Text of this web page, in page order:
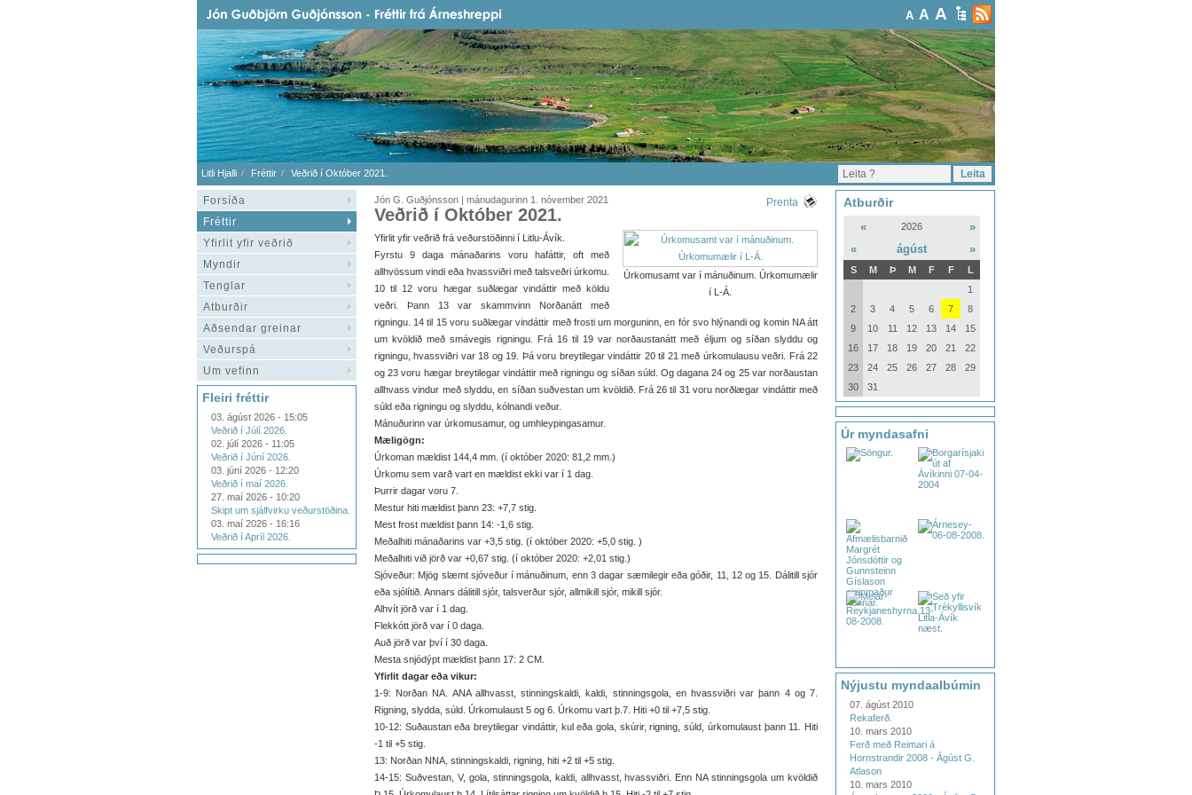
A A A
Litli Hjalli Fréttir Veðrið í Október 2021.
Forsíða
Fréttir
Yfirlit yfir veðrið
Myndir
Tenglar
Atburðir
Aðsendar greinar
Veðurspá
Um vefinn
Fleiri fréttir
03. ágúst 2026 - 15:05
Veðrið í Júlí 2026.
02. júlí 2026 - 11:05
Veðrið í Júní 2026.
03. júní 2026 - 12:20
Veðrið í maí 2026.
27. maí 2026 - 10:20
Skipt um sjálfvirku veðurstöðina.
03. maí 2026 - 16:16
Veðrið í Apríl 2026.
Jón G. Guðjónsson | mánudagurinn 1. nóvember 2021 Prenta
Veðrið í Október 2021.
Úrkomusamt var í mánuðinum. Úrkomumælir
í L-Á.
Yfirlit yfir veðrið frá veðurstöðinni í Litlu-Ávík.
Fyrstu 9 daga mánaðarins voru hafáttir, oft með
allhvössum vindi eða hvassviðri með talsveðri úrkomu.
10 til 12 voru hægar suðlægar vindáttir með köldu
veðri. Þann 13 var skammvinn Norðanátt með
rigningu. 14 til 15 voru suðlægar vindáttir með frosti um morguninn, en fór svo hlýnandi og komin NA átt
um kvöldið með smávegis rigningu. Frá 16 til 19 var norðaustanátt með éljum og síðan slyddu og
rigningu, hvassviðri var 18 og 19. Þá voru breytilegar vindáttir 20 til 21 með úrkomulausu veðri. Frá 22
og 23 voru hægar breytilegar vindáttir með rigningu og síðan súld. Og dagana 24 og 25 var norðaustan
allhvass vindur með slyddu, en síðan suðvestan um kvöldið. Frá 26 til 31 voru norðlægar vindáttir með
súld eða rigningu og slyddu, kólnandi veður.
Mánuðurinn var úrkomusamur, og umhleypingasamur.
Mæligögn:
Úrkoman mældist 144,4 mm. (í október 2020: 81,2 mm.)
Úrkomu sem varð vart en mældist ekki var í 1 dag.
Þurrir dagar voru 7.
Mestur hiti mældist þann 23: +7,7 stig.
Mest frost mældist þann 14: -1,6 stig.
Meðalhiti mánaðarins var +3,5 stig. (í október 2020: +5,0 stig. )
Meðalhiti við jörð var +0,67 stig. (í október 2020: +2,01 stig.)
Sjóveður: Mjög slæmt sjóveður í mánuðinum, enn 3 dagar sæmilegir eða góðir, 11, 12 og 15. Dálitill sjór
eða sjólítið. Annars dálitill sjór, talsverður sjór, allmikill sjór, mikill sjór.
Alhvít jörð var í 1 dag.
Flekkótt jörð var í 0 daga.
Auð jörð var því í 30 daga.
Mesta snjódýpt mældist þann 17: 2 CM.
Yfirlit dagar eða vikur:
1-9: Norðan NA. ANA allhvasst, stinningskaldi, kaldi, stinningsgola, en hvassviðri var þann 4 og 7.
Rigning, slydda, súld. Úrkomulaust 5 og 6. Úrkomu vart þ.7. Hiti +0 til +7,5 stig.
10-12: Suðaustan eða breytilegar vindáttir, kul eða gola, skúrir, rigning, súld, úrkomulaust þann 11. Hiti
-1 til +5 stig.
13: Norðan NNA, stinningskaldi, rigning, hiti +2 til +5 stig.
14-15: Suðvestan, V, gola, stinningsgola, kaldi, allhvasst, hvassviðri. Enn NA stinningsgola um kvöldið
Atburðir
« 2026
»
«
ágúst »
S M Þ M F F
L
1
2
3 4 5 6 7
8
9
10 11 12 13 14
15
16
17 18 19 20 21
22
23
24 25 26 27 28
29
30
31
Úr myndasafni
Nýjustu myndaalbúmin
07. ágúst 2010
Rekaferð.
10. mars 2010
Ferð með Reimari á
Hornstrandir 2008 - Ágúst G.
Atlason
10. mars 2010